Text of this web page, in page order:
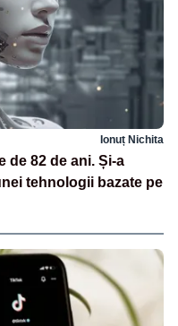
Ionuț Nichita
de 82 de ani. Și-a
tehnologii bazate pe